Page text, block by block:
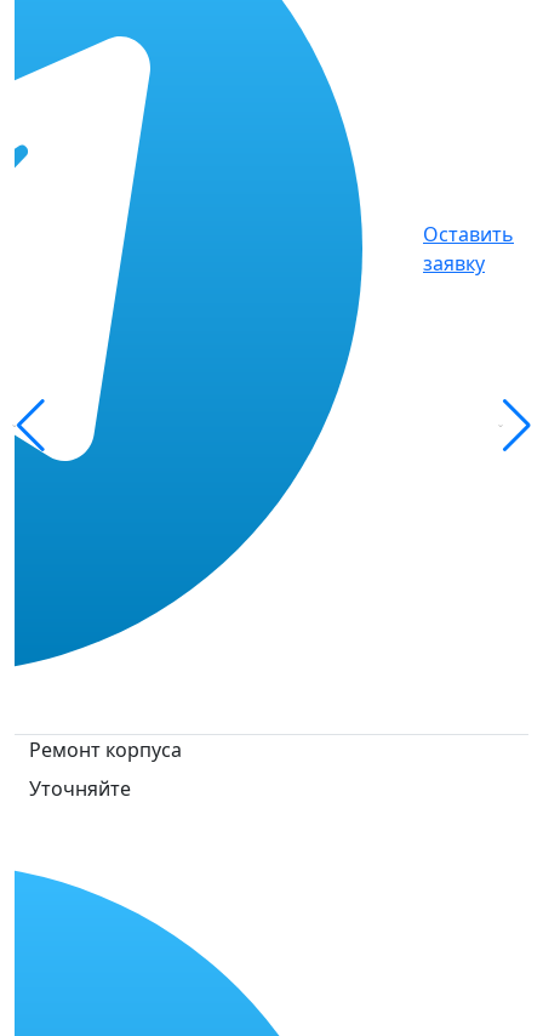
Оставить
заявку
Ремонт корпуса
Уточняйте